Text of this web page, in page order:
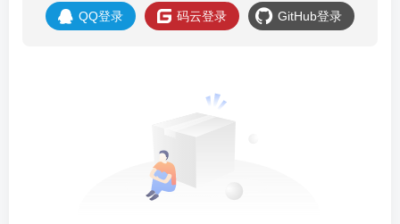
QQ登录 码云登录 GitHub登录